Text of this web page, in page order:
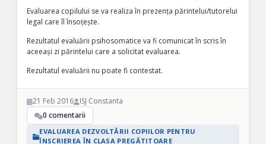
Evaluarea copilului se va realiza în prezența părintelui/tutorelui
legal care îl însoțește.
Rezultatul evaluării psihosomatice va fi comunicat în scris în
aceeași zi părintelui care a solicitat evaluarea.
Rezultatul evaluării nu poate fi contestat.
21 Feb 2016
ISJ Constanta
0 comentarii
EVALUAREA DEZVOLTĂRII COPIILOR PENTRU
ÎNSCRIEREA ÎN CLASA PREGĂTITOARE